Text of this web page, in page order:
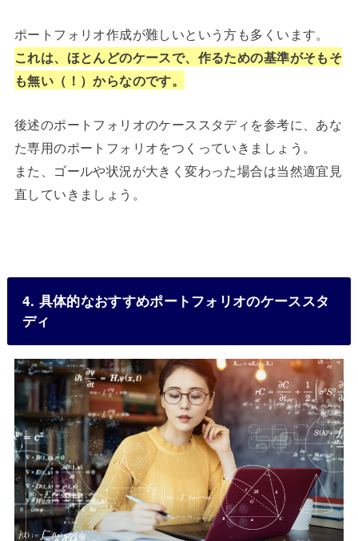
ポートフォリオ作成が難しいという方も多くいます。
これは、ほとんどのケースで、作るための基準がそもそ
も無い（！）からなのです。
後述のポートフォリオのケーススタディを参考に、あな
た専用のポートフォリオをつくっていきましょう。
また、ゴールや状況が大きく変わった場合は当然適宜見
直していきましょう。
4. 具体的なおすすめポートフォリオのケーススタ
ディ